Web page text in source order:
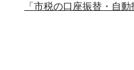
「市税の口座振替・自